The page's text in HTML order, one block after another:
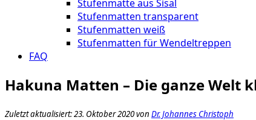
Stufenmatte aus Sisal
Stufenmatten transparent
Stufenmatten weiß
Stufenmatten für Wendeltreppen
FAQ
Hakuna Matten – Die ganze Welt
Zuletzt aktualisiert: 23. Oktober 2020 von Dr. Johannes Christoph